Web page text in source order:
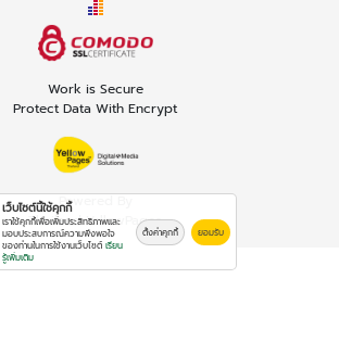
Work is Secure
Protect Data With Encrypt
Powered By
Thailand YellowPages
เว็บไซต์นี้ใช้คุกกี้
เราใช้คุกกี้เพื่อเพิ่มประสิทธิภาพและ
มอบประสบการณ์ความพึงพอใจ
ของท่านในการใช้งานเว็บไซต์ เรียน
รู้เพิ่มเติม
ตั้งค่าคุกกี้ ยอมรับ